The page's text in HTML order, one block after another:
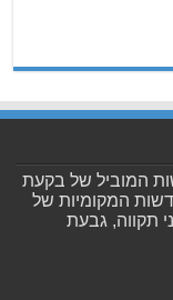
המוביל של בקעת
המקומיות של
תקווה, גבעת